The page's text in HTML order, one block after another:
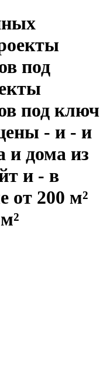
под
под ключ
- и - и
и дома из
и - в
от 200 м²